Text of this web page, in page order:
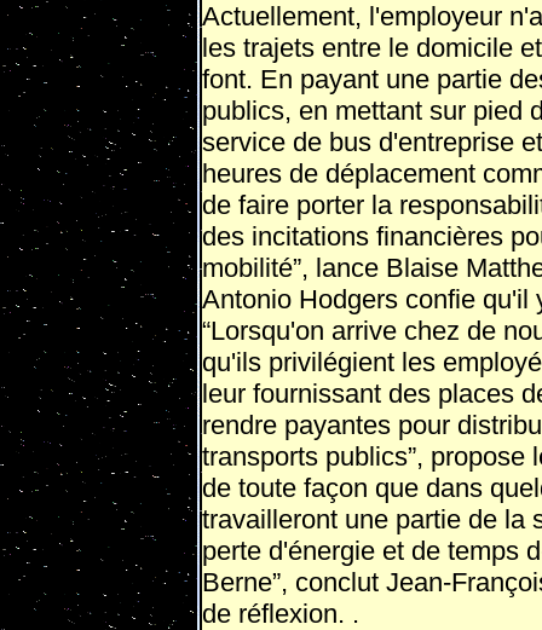
Actuellement, l'employeur
les trajets entre le domicile
font. En payant une partie
publics, en mettant sur pied
service de bus d'entre­prise
heures de déplacement
de faire porter la
des incitations financières
mobilité”, lance Blaise
Antonio Hodgers confie qu'il
“Lorsqu'on arrive chez de
qu'ils privilégient les
leur fournissant des pla­ces
rendre payantes pour
transports publics”, propose
de toute fa­çon que dans
travailleront une partie de la
perte d'énergie et de temps
Berne”, conclut Jean-
de réflexion. .